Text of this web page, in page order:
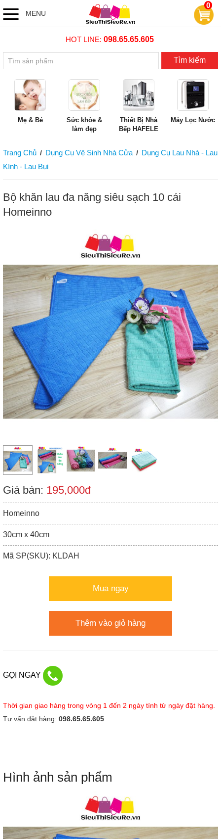
MENU
0
HOT LINE: 098.65.65.605
Tìm kiếm
Mẹ & Bé
Sức khỏe &
làm đẹp
Thiết Bị Nhà
Bếp HAFELE
Máy Lọc Nước
Trang Chủ / Dụng Cụ Vệ Sinh Nhà Cửa / Dụng Cụ Lau Nhà - Lau
Kính - Lau Bụi
Bộ khăn lau đa năng siêu sạch 10 cái
Homeinno
Giá bán: 195,000đ
Homeinno
30cm x 40cm
Mã SP(SKU): KLDAH
Mua ngay
Thêm vào giỏ hàng
GỌI NGAY
Thời gian giao hàng trong vòng 1 đến 2 ngày tính từ ngày đặt hàng.
Tư vấn đặt hàng: 098.65.65.605
Hình ảnh sản phẩm